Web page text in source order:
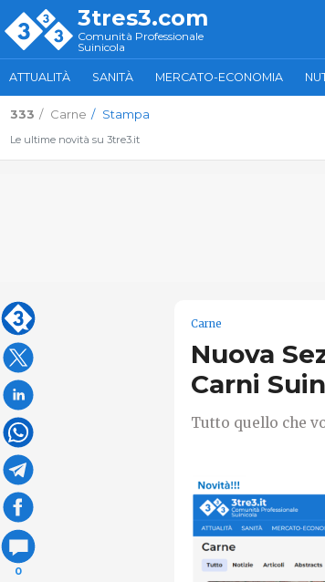
3tres3.com
Comunità Professionale
Suinicola
ATTUALITÀ SANITÀ MERCATO-ECONOMIA
333 Carne Stampa
Le ultime novità su 3tre3.it
0
Carne
Nuova
Carni
Tutto quello che